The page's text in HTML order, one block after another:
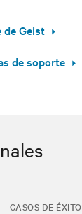
Geist
de soporte
CASOS DE ÉXITO